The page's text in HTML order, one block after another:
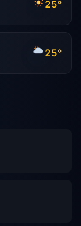
25°
25°